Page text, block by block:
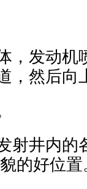
，发动机
，然后向
射井内的
的好位置